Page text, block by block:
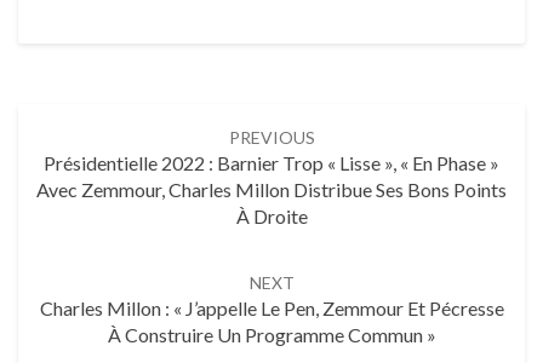
PREVIOUS
Présidentielle 2022 : Barnier Trop « Lisse », « En Phase »
Avec Zemmour, Charles Millon Distribue Ses Bons Points
À Droite
NEXT
Charles Millon : « J’appelle Le Pen, Zemmour Et Pécresse
À Construire Un Programme Commun »